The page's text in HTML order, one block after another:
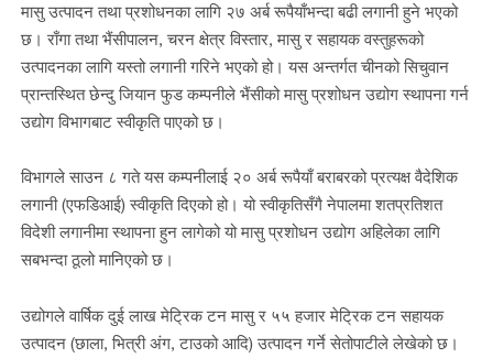
मासु उत्पादन तथा प्रशोधनका लागि २७ अर्ब रूपैयाँभन्दा बढी लगानी हुने भएको
छ। राँगा तथा भैंसीपालन, चरन क्षेत्र विस्तार, मासु र सहायक वस्तुहरूको
उत्पादनका लागि यस्तो लगानी गरिने भएको हो। यस अन्तर्गत चीनको सिचुवान
प्रान्तस्थित छेन्दु जियान फुड कम्पनीले भैंसीको मासु प्रशोधन उद्योग स्थापना गर्न
उद्योग विभागबाट स्वीकृति पाएको छ।
विभागले साउन ८ गते यस कम्पनीलाई २० अर्ब रूपैयाँ बराबरको प्रत्यक्ष वैदेशिक
लगानी (एफडिआई) स्वीकृति दिएको हो। यो स्वीकृतिसँगै नेपालमा शतप्रतिशत
विदेशी लगानीमा स्थापना हुन लागेको यो मासु प्रशोधन उद्योग अहिलेका लागि
सबभन्दा ठूलो मानिएको छ।
उद्योगले वार्षिक दुई लाख मेट्रिक टन मासु र ५५ हजार मेट्रिक टन सहायक
उत्पादन (छाला, भित्री अंग, टाउको आदि) उत्पादन गर्ने सेतोपाटीले लेखेको छ।